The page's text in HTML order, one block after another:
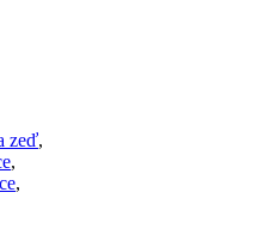
zeď,
,
,